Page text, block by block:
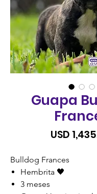
Guapa
USD
Bulldog Frances
Hembrita 🖤
3 meses